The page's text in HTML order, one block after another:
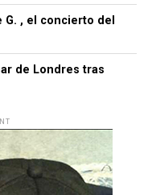
G. , el concierto del
de Londres tras